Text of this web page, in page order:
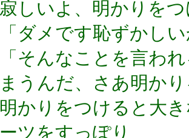
寂しいよ、明かりを
「ダメです恥ずかし
「そんなことを言わ
まうんだ、さあ明か
明かりをつけると大
ーツをすっぽり